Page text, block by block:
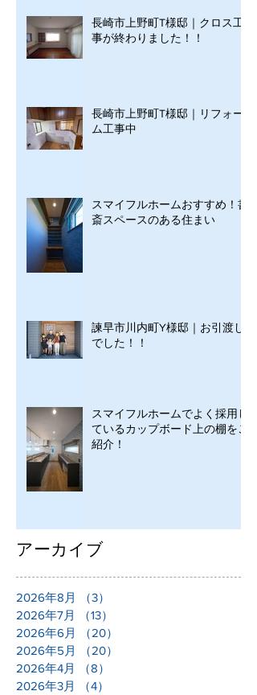
長崎市上野町T様邸｜クロス工
事が終わりました！！
長崎市上野町T様邸｜リフォー
ム工事中
スマイフルホームおすすめ！書
斎スペースのある住まい
諫早市川内町Y様邸｜お引渡し
でした！！
スマイフルホームでよく採用し
ているカップボード上の棚をご
紹介！
アーカイブ
2026年8月 （3）
2026年7月
（13）
2026年6月
（20）
2026年5月
（20）
2026年4月
（8）
2026年3月
（4）